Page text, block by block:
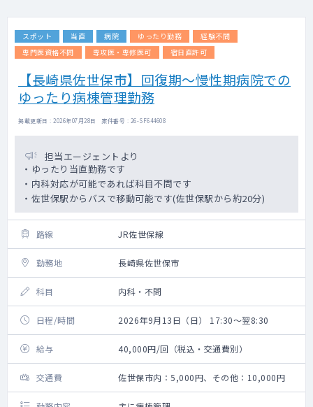
スポット 当直 病院 ゆったり勤務
経験不問
専門医資格不問
専攻医・専修医可 宿日直許可
【長崎県佐世保市】回復期～慢性期病院での
ゆったり病棟管理勤務
掲載更新日 : 2026年07月28日 案件番号 : 26-SF644608
担当エージェントより
・ゆったり当直勤務です
・内科対応が可能であれば科目不問です
・佐世保駅からバスで移動可能です(佐世保駅から約20分)
路線 JR佐世保線
勤務地 長崎県佐世保市
科目 内科・不問
日程/時間 2026年9月13日（日） 17:30～翌8:30
給与 40,000円/回（税込・交通費別）
交通費 佐世保市内：5,000円、その他：10,000円